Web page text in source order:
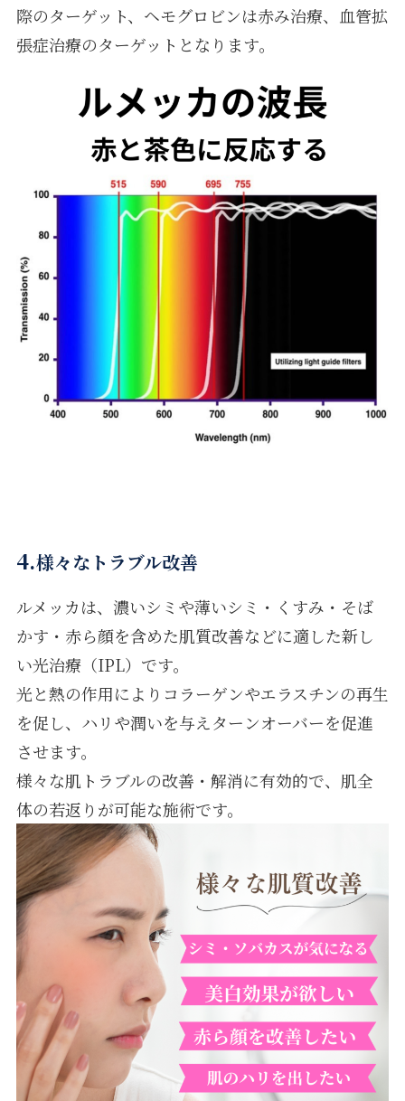
際のターゲット、ヘモグロビンは赤み治療、血管拡
張症治療のターゲットとなります。
4.様々なトラブル改善
ルメッカは、濃いシミや薄いシミ・くすみ・そば
かす・赤ら顔を含めた肌質改善などに適した新し
い光治療（IPL）です。
光と熱の作用によりコラーゲンやエラスチンの再生
を促し、ハリや潤いを与えターンオーバーを促進
させます。
様々な肌トラブルの改善・解消に有効的で、肌全
体の若返りが可能な施術です。